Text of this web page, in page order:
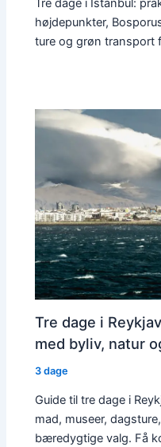
Tre dage i Istanbul:
højdepunkter,
ture og grøn transport
Tre dage i
med byliv, natur
3 dage
Guide til tre dage i
mad, museer,
bæredygtige valg. Få